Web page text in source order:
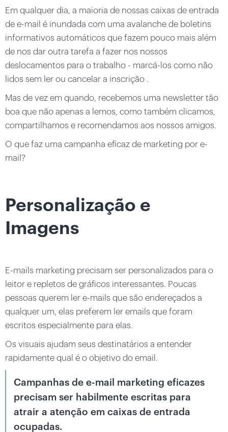
Em qualquer dia, a maioria de nossas caixas de entrada
de e-mail é inundada com uma avalanche de boletins
informativos automáticos que fazem pouco mais além
de nos dar outra tarefa a fazer nos nossos
deslocamentos para o trabalho - marcá-los como não
lidos sem ler ou cancelar a inscrição .
Mas de vez em quando, recebemos uma newsletter tão
boa que não apenas a lemos, como também clicamos,
compartilhamos e recomendamos aos nossos amigos.
O que faz uma campanha eficaz de marketing por e-
mail?
Personalização e
Imagens
E-mails marketing precisam ser personalizados para o
leitor e repletos de gráficos interessantes. Poucas
pessoas querem ler e-mails que são endereçados a
qualquer um, elas preferem ler emails que foram
escritos especialmente para elas.
Os visuais ajudam seus destinatários a entender
rapidamente qual é o objetivo do email.
Campanhas de e-mail marketing eficazes
precisam ser habilmente escritas para
atrair a atenção em caixas de entrada
ocupadas.